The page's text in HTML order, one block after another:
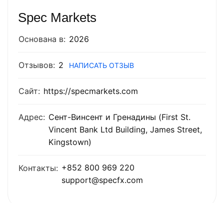
Spec Markets
Основана в: 2026
Отзывов: 2 НАПИСАТЬ ОТЗЫВ
Сайт: https://specmarkets.com
Адрес: Сент-Винсент и Гренадины (First St.
Vincent Bank Ltd Building, James Street,
Kingstown)
Контакты: +852 800 969 220
support@specfx.com